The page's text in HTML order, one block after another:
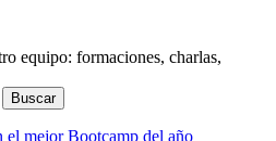
equipo: formaciones, charlas,
mejor Bootcamp del año